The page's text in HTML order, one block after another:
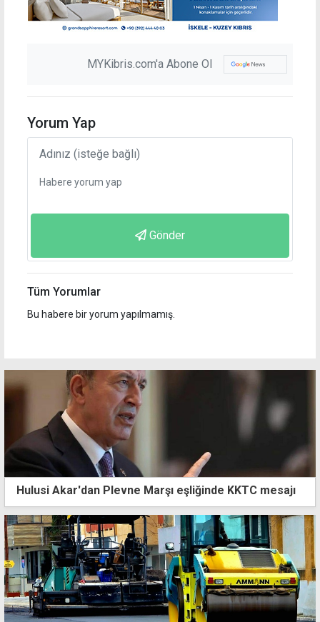
MYKibris.com'a Abone Ol
Yorum Yap
Gönder
Tüm Yorumlar
Bu habere bir yorum yapılmamış.
Hulusi Akar'dan Plevne Marşı eşliğinde KKTC mesajı